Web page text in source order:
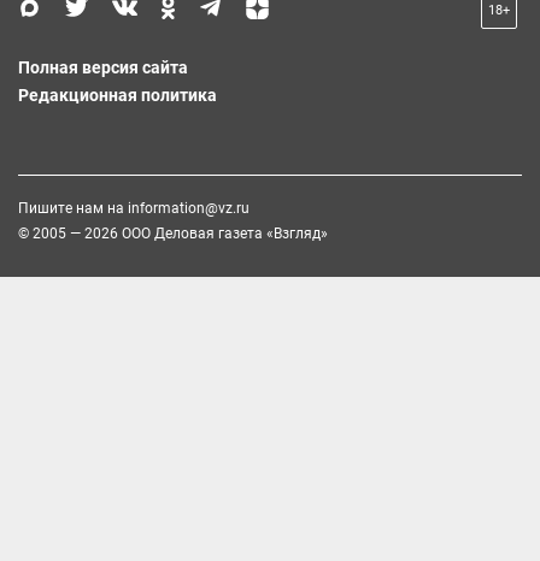
18+
Полная версия сайта
Редакционная политика
Пишите нам на information@vz.ru
© 2005 — 2026 ООО Деловая газета «Взгляд»